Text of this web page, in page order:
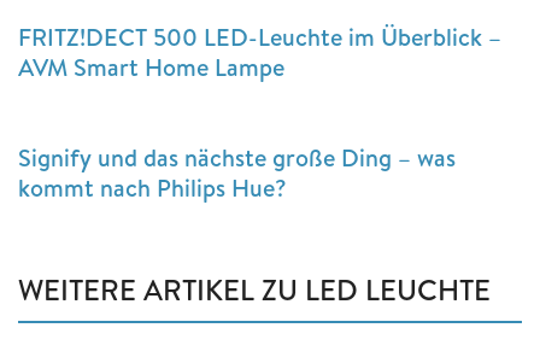
FRITZ!DECT 500 LED-Leuchte im Überblick –
AVM Smart Home Lampe
Signify und das nächste große Ding – was
kommt nach Philips Hue?
WEITERE ARTIKEL ZU LED LEUCHTE